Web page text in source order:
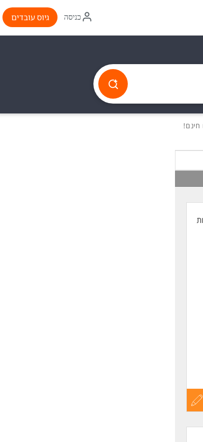
איקון
התחברות
כניסה גיוס עובדים
עדכון